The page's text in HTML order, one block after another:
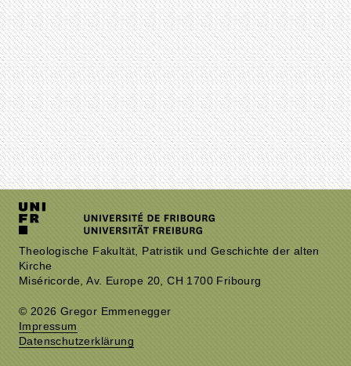
Theologische Fakultät, Patristik und Geschichte der alten
Kirche
Miséricorde, Av. Europe 20, CH 1700 Fribourg
© 2026 Gregor Emmenegger
Impressum
Datenschutzerklärung